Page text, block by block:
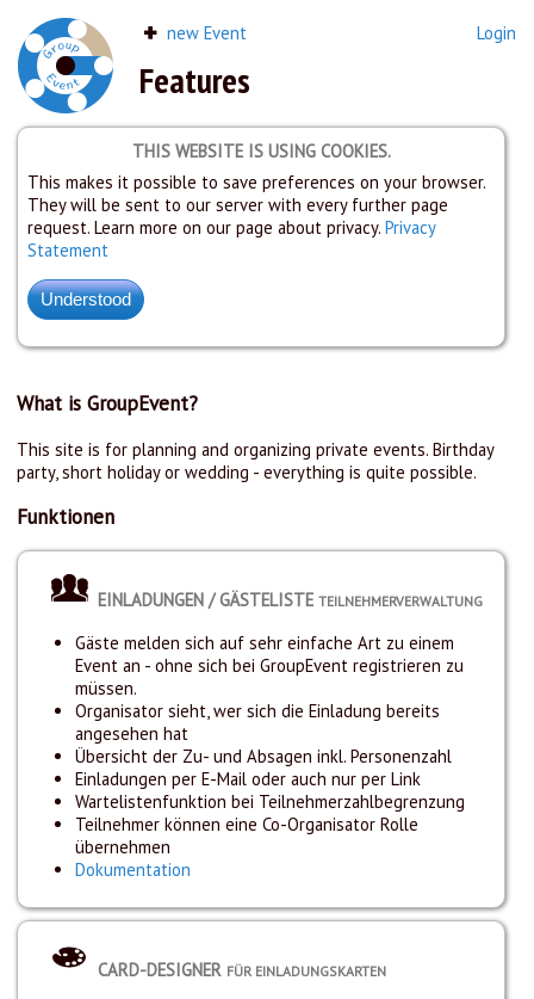
new Event Login
Features
THIS WEBSITE IS USING COOKIES.
This makes it possible to save preferences on your browser.
They will be sent to our server with every further page
request. Learn more on our page about privacy. Privacy
Statement
What is GroupEvent?
This site is for planning and organizing private events. Birthday
party, short holiday or wedding - everything is quite possible.
Funktionen
EINLADUNGEN / GÄSTELISTE TEILNEHMERVERWALTUNG
Gäste melden sich auf sehr einfache Art zu einem
Event an - ohne sich bei GroupEvent registrieren zu
müssen.
Organisator sieht, wer sich die Einladung bereits
angesehen hat
Übersicht der Zu- und Absagen inkl. Personenzahl
Einladungen per E-Mail oder auch nur per Link
Wartelistenfunktion bei Teilnehmerzahlbegrenzung
Teilnehmer können eine Co-Organisator Rolle
übernehmen
Dokumentation
CARD-DESIGNER FÜR EINLADUNGSKARTEN